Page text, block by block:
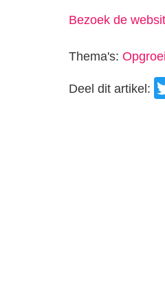
Bezoek de
Thema's:
Deel dit artikel: